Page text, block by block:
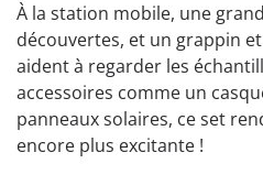
À la station mobile, une
découvertes, et un grappin
aident à regarder les
accessoires comme un
panneaux solaires, ce set
encore plus excitante !